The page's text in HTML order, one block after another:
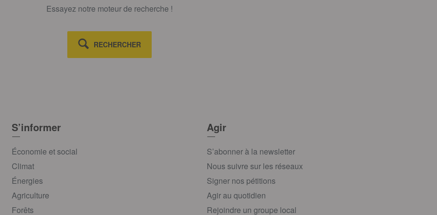
Essayez notre moteur de recherche !
RECHERCHER
S’informer
Économie et social
Climat
Énergies
Agriculture
Forêts
Agir
S’abonner à la newsletter
Nous suivre sur les réseaux
Signer nos pétitions
Agir au quotidien
Rejoindre un groupe local